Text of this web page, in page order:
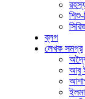
ব্লগ
লেখক সমগ্র
আবু